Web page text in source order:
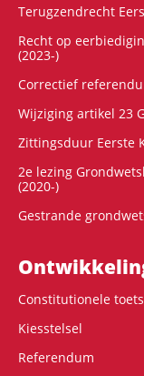
Terugzendrecht
Recht op
(2023-)
Correctief
Wijziging artikel 23
Zittingsduur Eerste
2e lezing
(2020-)
Gestrande
Constitutionele
Kiesstelsel
Referendum